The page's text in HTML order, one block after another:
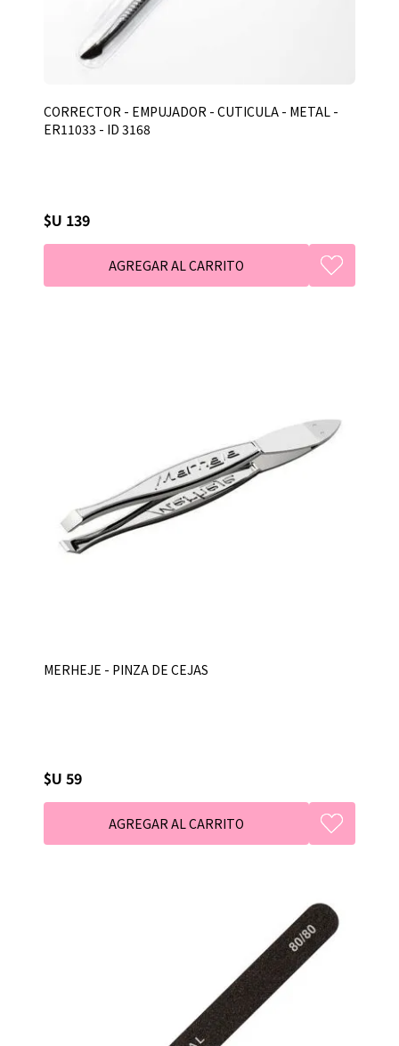
CORRECTOR - EMPUJADOR - CUTICULA - METAL -
ER11033 - ID 3168
$U 139
MERHEJE - PINZA DE CEJAS
$U 59